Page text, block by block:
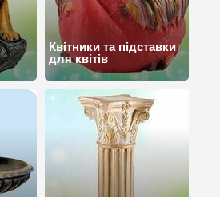
Квітники та підставки
для квітів